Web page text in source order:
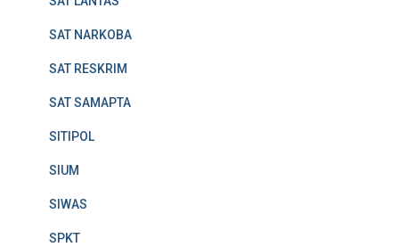
SAT NARKOBA
SAT RESKRIM
SAT SAMAPTA
SITIPOL
SIUM
SIWAS
SPKT